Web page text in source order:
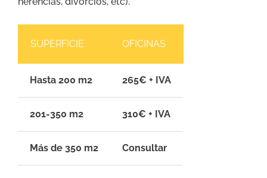
SUPERFICIE OFICINAS
Hasta 200 m2 265€ + IVA
201-350 m2 310€ + IVA
Más de 350 m2 Consultar